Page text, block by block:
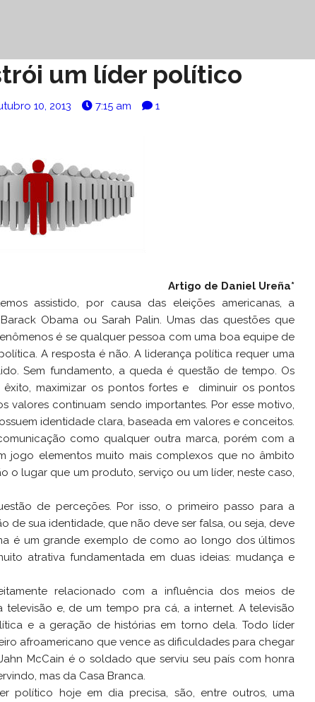
um líder político
10, 2013 7:15 am 1
Artigo de Daniel Ureña*
assistido, por causa das eleições americanas, a
Obama ou Sarah Palin. Umas das questões que
é se qualquer pessoa com uma boa equipe de
A resposta é não. A liderança política requer uma
Sem fundamento, a queda é questão de tempo. Os
êxito, maximizar os pontos fortes e diminuir os pontos
valores continuam sendo importantes. Por esse motivo,
identidade clara, baseada em valores e conceitos.
como qualquer outra marca, porém com a
jogo elementos muito mais complexos que no âmbito
o lugar que um produto, serviço ou um líder, neste caso,
de perceções. Por isso, o primeiro passo para a
de sua identidade, que não deve ser falsa, ou seja, deve
é um grande exemplo de como ao longo dos últimos
atrativa fundamentada em duas ideias: mudança e
relacionado com a influência dos meios de
e, de um tempo pra cá, a internet. A televisão
e a geração de histórias em torno dela. Todo líder
afroamericano que vence as dificuldades para chegar
McCain é o soldado que serviu seu país com honra
mas da Casa Branca.
político hoje em dia precisa, são, entre outros, uma